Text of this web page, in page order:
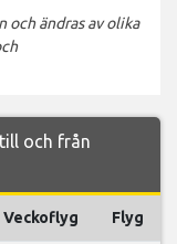
och ändras av olika
och från
Veckoflyg Flyg